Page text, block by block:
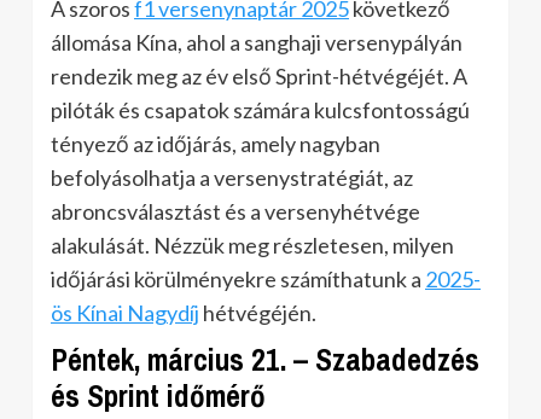
A szorosf1 versenynaptár 2025következő
állomása Kína, ahol a sanghaji versenypályán
rendezik meg az év első Sprint-hétvégéjét. A
pilóták és csapatok számára kulcsfontosságú
tényező az időjárás, amely nagyban
befolyásolhatja a versenystratégiát, az
abroncsválasztást és a versenyhétvége
alakulását. Nézzük meg részletesen, milyen
időjárási körülményekre számíthatunk a 2025-
ös Kínai Nagydíj hétvégéjén.
Péntek, március 21. – Szabadedzés
és Sprint időmérő